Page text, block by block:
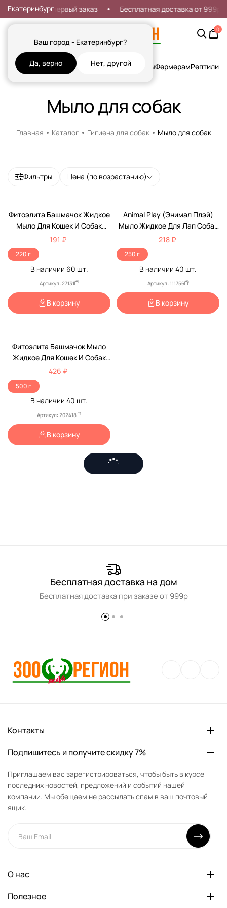
Екатеринбург
Ваш город - Екатеринбург?
Да, верно Нет, другой
Скидка 7% на первый заказ Бесплатная доставка от 999р
0
Кошки СобакиРыбы Грызуны и Хорьки ПтицыФермерамРептилии
Мыло для собак
Главная Каталог Гигиена для собак Мыло для собак
Фильтры Цена (по возрастанию)
Фитоэлита Башмачок Жидкое
Мыло Для Кошек И Собак
220мл VEDA (Веда)
191 ₽
220 г
В наличии 60 шт.
Артикул: 27131
В корзину
Animal Play (Энимал Плэй)
Мыло Жидкое Для Лап Собак
И Кошек С D-Пантенолом
Экстракт Череды 250мл
218 ₽
250 г
В наличии 40 шт.
Артикул: 111756
В корзину
Фитоэлита Башмачок Мыло
Жидкое Для Кошек И Собак
500мл
426 ₽
500 г
В наличии 40 шт.
Артикул: 202418
В корзину
Бесплатная доставка на дом
Бесплатная доставка при заказе от 999р
Контакты
Подпишитесь и получите скидку 7%
Приглашаем вас зарегистрироваться, чтобы быть в курсе
последних новостей, предложений и событий нашей
компании. Мы обещаем не рассылать спам в ваш почтовый
ящик.
О нас
Полезное